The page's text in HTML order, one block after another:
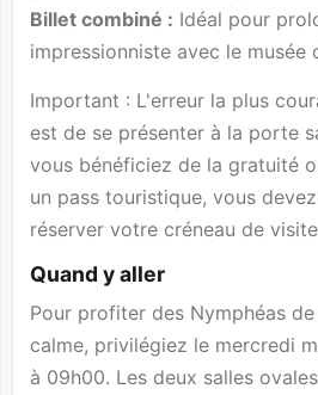
Billet combiné : Idéal pour
impressionniste avec le musée
Important : L'erreur la plus
est de se présenter à la porte
vous bénéficiez de la gratuité
un pass touristique, vous
réserver votre créneau de
Quand y aller
Pour profiter des Nymphéas
calme, privilégiez le mercredi
à 09h00. Les deux salles